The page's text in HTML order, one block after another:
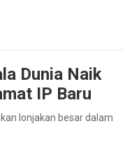
Dunia Naik
IP Baru
lonjakan besar dalam